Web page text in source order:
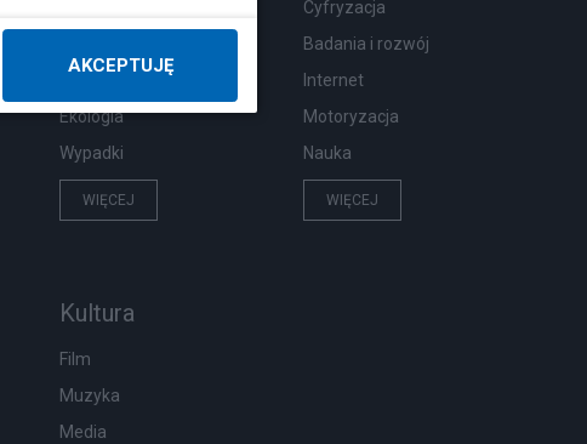
Ekologia
Wypadki
WIĘCEJ
Cyfryzacja
Badania i rozwój
Internet
Motoryzacja
Nauka
WIĘCEJ
Kultura
Film
Muzyka
Media
AKCEPTUJĘ